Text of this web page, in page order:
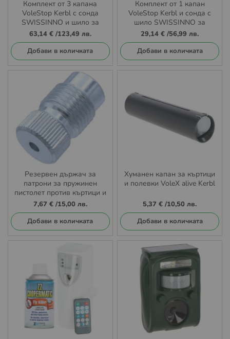
Комплект от 3 капана
VoleStop Kerbl с сонда
SWISSINNO и шило за
къртици и полевки
63,14 €/123,49 лв.
Добави в количката
Комплект от 1 капан
VoleStop Kerbl и сонда с
шило SWISSINNO за
къртици, сляпо куче и
полевки
29,14 € /56,99 лв.
Добави в количката
Резервен държач за
патрони за пружинен
пистолет против къртици и
сляпо куче cit VoleShot
7,67 €/15,00 лв.
Добави в количката
Хуманен капан за къртици
и полевки VoleX alive Kerbl
5,37 € /10,50 лв.
Добави в количката